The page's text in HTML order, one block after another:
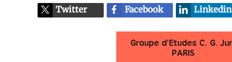
Twitter Facebook Linkedin